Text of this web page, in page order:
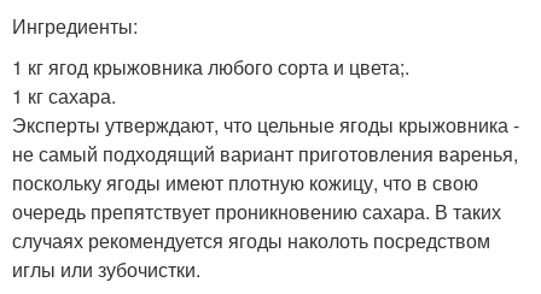
Ингредиенты:
1 кг ягод крыжовника любого сорта и цвета;.
1 кг сахара.
Эксперты утверждают, что цельные ягоды крыжовника -
не самый подходящий вариант приготовления варенья,
поскольку ягоды имеют плотную кожицу, что в свою
очередь препятствует проникновению сахара. В таких
случаях рекомендуется ягоды наколоть посредством
иглы или зубочистки.